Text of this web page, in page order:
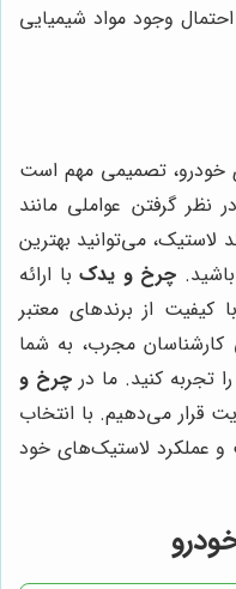
وجود مواد شیمیایی
خودرو، تصمیمی مهم است
گرفتن عواملی مانند
لاستیک، می‌توانید بهترین
چرخ و یدکبا ارائه
کیفیت از برندهای معتبر
مجرب، به شما
کنید. ما در چرخ و
قرار می‌دهیم. با انتخاب
و عملکرد لاستیک‌های خود